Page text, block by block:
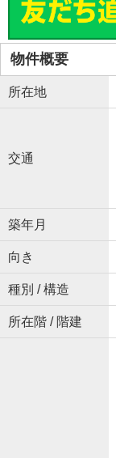
物件概要
所在地
交通
築年月
向き
種別 / 構造
所在階 / 階建